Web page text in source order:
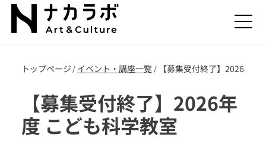
トップページ / ​イベント・講座一覧 / 【募集受付終了】2026年度
【募集受付終了】2026年
度 こども科学教室